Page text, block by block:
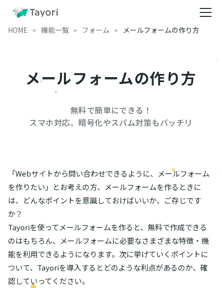
HOME 機能一覧 フォーム メールフォームの作り方
メールフォームの作り方
無料で簡単にできる！
スマホ対応、暗号化やスパム対策もバッチリ
「Webサイトから問い合わせできるように、メールフォーム
を作りたい」とお考えの方、メールフォームを作るときに
は、どんなポイントを意識しておけばいいか、ご存じです
か？
Tayoriを使ってメールフォームを作ると、無料で作成できる
のはもちろん、メールフォームに必要なさまざまな特徴・機
能を利用できるようになります。次に挙げていくポイントに
ついて、Tayoriを導入するとどのような利点があるのか、確
認していってください。